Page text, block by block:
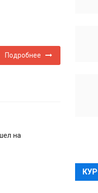
Подробнее
на